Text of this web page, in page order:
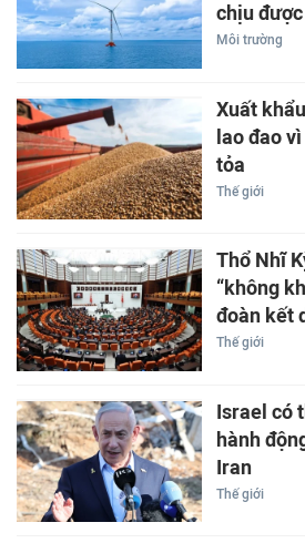
chịu
Môi trường
Xuất
lao đao
tỏa
Thế giới
Thổ Nhĩ
“không
đoàn kết
Thế giới
Israel có
hành
Iran
Thế giới